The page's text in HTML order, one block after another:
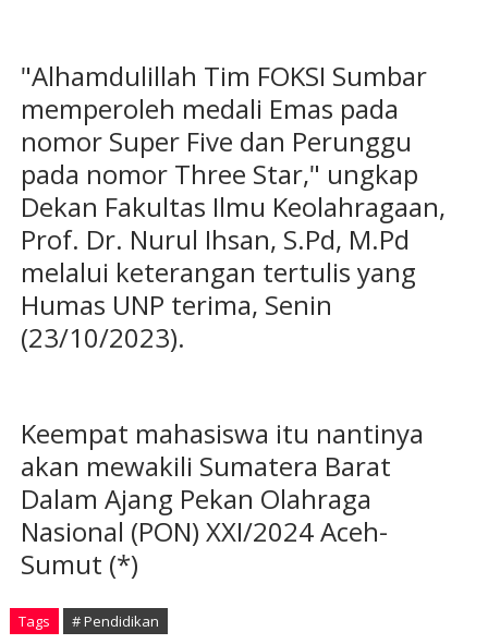
"Alhamdulillah Tim FOKSI Sumbar
memperoleh medali Emas pada
nomor Super Five dan Perunggu
pada nomor Three Star," ungkap
Dekan Fakultas Ilmu Keolahragaan,
Prof. Dr. Nurul Ihsan, S.Pd, M.Pd
melalui keterangan tertulis yang
Humas UNP terima, Senin
(23/10/2023).
Keempat mahasiswa itu nantinya
akan mewakili Sumatera Barat
Dalam Ajang Pekan Olahraga
Nasional (PON) XXI/2024 Aceh-
Sumut (*)
Tags # Pendidikan